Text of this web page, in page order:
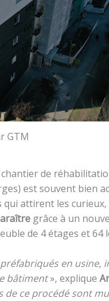
GTM
chantier de
est souvent bien
qui attirent les
grâce à un
de 4 étages et 64
en usine,
bâtiment», explique
de ce procédé sont